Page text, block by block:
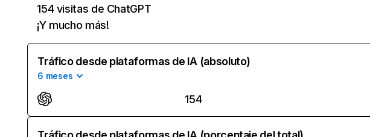
154 visitas de ChatGPT
¡Y mucho más!
Tráfico desde plataformas de IA (absoluto)
6 meses
154